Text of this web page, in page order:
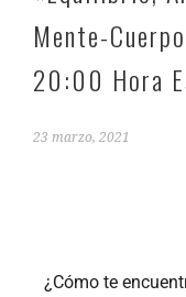
Mente-
20:00 Hora
23 marzo, 2021
¿Cómo te